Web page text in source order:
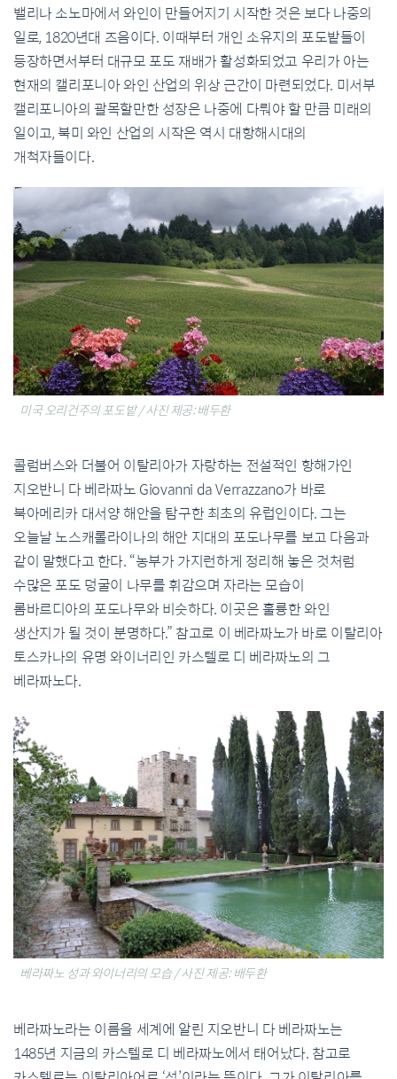
밸리나 소노마에서 와인이 만들어지기 시작한 것은 보다 나중의
일로, 1820년대 즈음이다. 이때부터 개인 소유지의 포도밭들이
등장하면서부터 대규모 포도 재배가 활성화되었고 우리가 아는
현재의 캘리포니아 와인 산업의 위상 근간이 마련되었다. 미서부
캘리포니아의 괄목할만한 성장은 나중에 다뤄야 할 만큼 미래의
일이고, 북미 와인 산업의 시작은 역시 대항해시대의
개척자들이다.
미국 오리건주의 포도밭 / 사진 제공: 배두환
콜럼버스와 더불어 이탈리아가 자랑하는 전설적인 항해가인
지오반니 다 베라짜노 Giovanni da Verrazzano가 바로
북아메리카 대서양 해안을 탐구한 최초의 유럽인이다. 그는
오늘날 노스캐롤라이나의 해안 지대의 포도나무를 보고 다음과
같이 말했다고 한다. “농부가 가지런하게 정리해 놓은 것처럼
수많은 포도 덩굴이 나무를 휘감으며 자라는 모습이
롬바르디아의 포도나무와 비슷하다. 이곳은 훌륭한 와인
생산지가 될 것이 분명하다.” 참고로 이 베라짜노가 바로 이탈리아
토스카나의 유명 와이너리인 카스텔로 디 베라짜노의 그
베라짜노다.
베라짜노 성과 와이너리의 모습 / 사진 제공: 배두환
베라짜노라는 이름을 세계에 알린 지오반니 다 베라짜노는
1485년 지금의 카스텔로 디 베라짜노에서 태어났다. 참고로